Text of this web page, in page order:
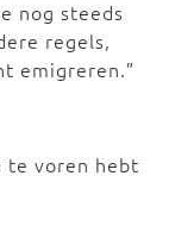
nog steeds
regels,
emigreren.”
te voren hebt